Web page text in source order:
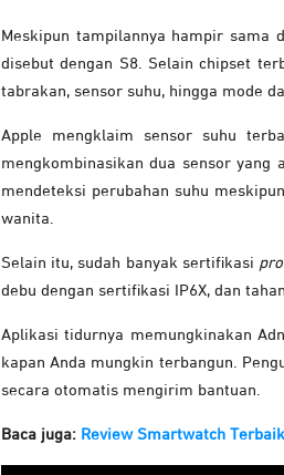
Meskipun tampilannya hampir sama
disebut dengan S8. Selain chipset
tabrakan, sensor suhu, hingga mode
Apple mengklaim sensor suhu
mengkombinasikan dua sensor yang
mendeteksi perubahan suhu
wanita.
Selain itu, sudah banyak sertifikasi
debu dengan sertifikasi IP6X, dan
Aplikasi tidurnya memungkinakan
kapan Anda mungkin terbangun.
secara otomatis mengirim bantuan.
Baca juga: Review Smartwatch